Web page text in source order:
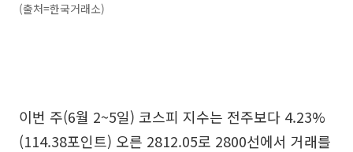
(출처=한국거래소)
이번 주(6월 2~5일) 코스피 지수는 전주보다 4.23%
(114.38포인트) 오른 2812.05로 2800선에서 거래를